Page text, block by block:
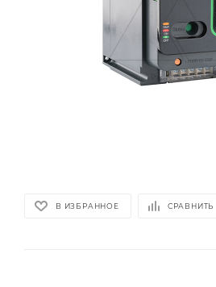
В ИЗБРАННОЕ СРАВНИТЬ